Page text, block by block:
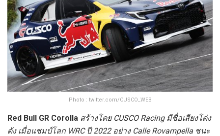
Photo : twitter.com/CUSCO_WEB
Red Bull GR Corolla สร้างโดย CUSCO Racing มีชื่อเสียงโด่ง
ดัง เมื่อแชมป์โลก WRC ปี 2022 อย่าง Calle Rovampella ชนะ